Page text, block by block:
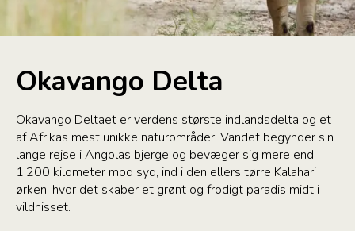
Okavango Delta
Okavango Deltaet er verdens største indlandsdelta og et
af Afrikas mest unikke naturområder. Vandet begynder sin
lange rejse i Angolas bjerge og bevæger sig mere end
1.200 kilometer mod syd, ind i den ellers tørre Kalahari
ørken, hvor det skaber et grønt og frodigt paradis midt i
vildnisset.